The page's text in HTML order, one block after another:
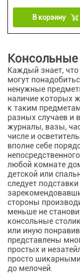
В корзину
Каждый знает,
могут
ненужные
наличие которых
к таким
разных случаев и
журналы, вазы,
числе и
вполне себе
любой комнате
детской или
следует
стороны
меньше не
консольные
или иную
представлены
простых и
просто
до мелочей.